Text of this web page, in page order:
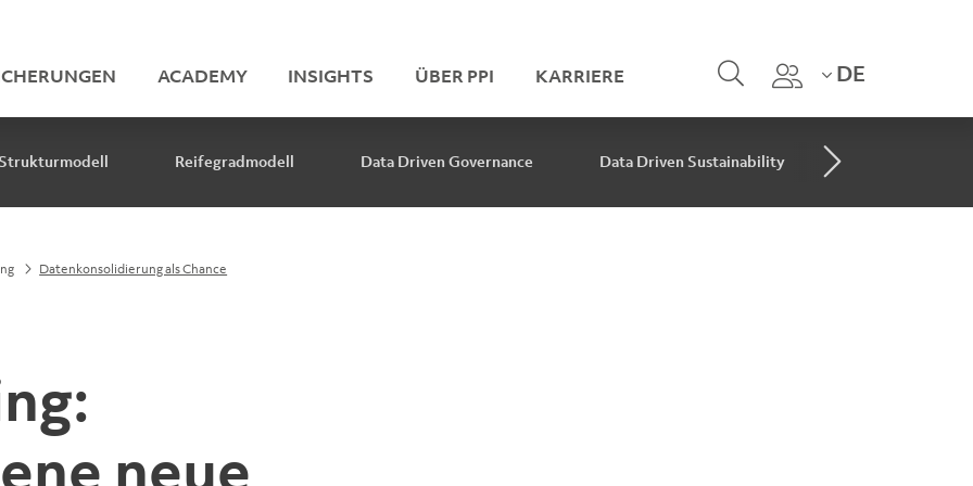
ACADEMY INSIGHTS ÜBER PPI KARRIERE DE
Reifegradmodell Data Driven Governance Data Driven Sustainability
Datenkonsolidierung als Chance
neue